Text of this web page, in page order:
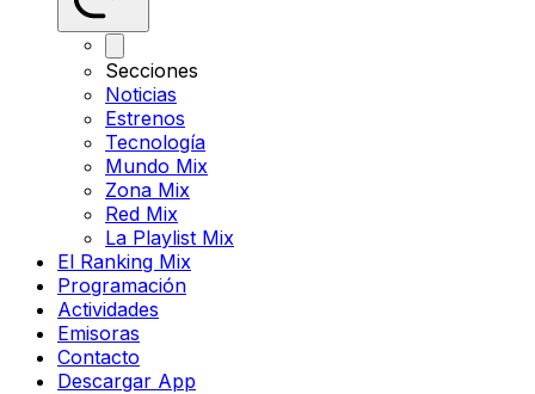
Secciones
Noticias
Estrenos
Tecnología
Mundo Mix
Zona Mix
Red Mix
La Playlist Mix
El Ranking Mix
Programación
Actividades
Emisoras
Contacto
Descargar App